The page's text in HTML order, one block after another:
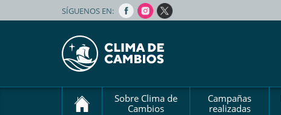
SÍGUENOS EN:
Sobre Clima de
Cambios
Campañas
realizadas